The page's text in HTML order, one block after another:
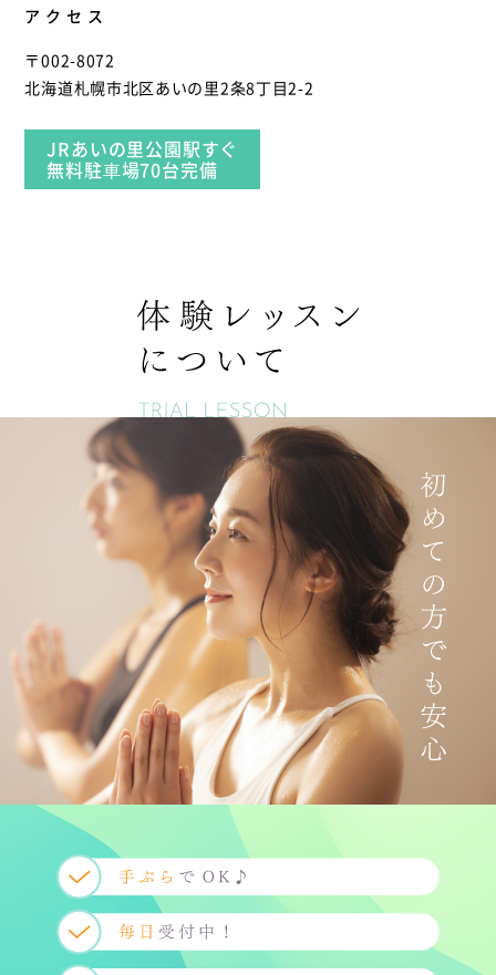
アクセス
〒002-8072
北海道札幌市北区あいの里2条8丁目2-2
JRあいの里公園駅すぐ
無料駐⾞場70台完備